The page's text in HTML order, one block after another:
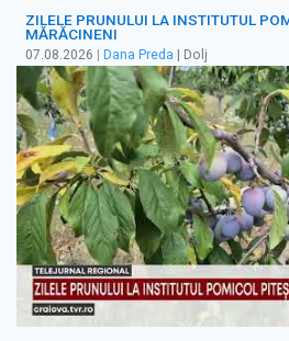
ZILELE PRUNULUI LA INSTITUTUL
MĂRĂCINENI
07.08.2026 | Dana Preda | Dolj